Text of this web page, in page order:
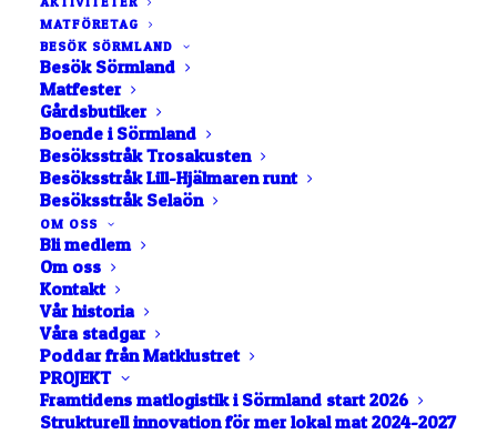
MATFÖRETAG
BESÖK SÖRMLAND
Besök Sörmland
Matfester
Gårdsbutiker
Boende i Sörmland
Besöksstråk Trosakusten
Besöksstråk Lill-Hjälmaren runt
Besöksstråk Selaön
OM OSS
Bli medlem
Om oss
Kontakt
Vår historia
Våra stadgar
Poddar från Matklustret
PROJEKT
Framtidens matlogistik i Sörmland start 2026
Strukturell innovation för mer lokal mat 2024-2027
Varmt välkommen till
Sörmlands Matkluster!
Våra senaste medlemmar.
Invalda i Sörmlands Matkluster 21 januari – 24.
Solbackens småbruk
Mälsåkers vingård